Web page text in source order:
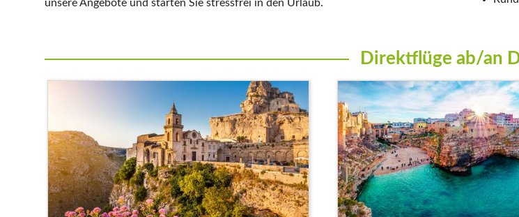
unsere Angebote und starten Sie stressfrei in den Urlaub.
Direktflüge ab/an